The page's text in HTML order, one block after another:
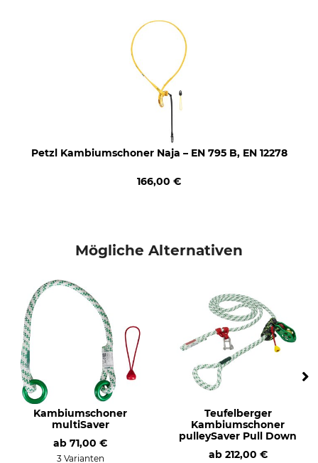
Petzl Kambiumschoner Naja – EN 795 B, EN 12278
166,00 €
Mögliche Alternativen
Kambiumschoner
multiSaver
ab 71,00 €
3 Varianten
Teufelberger
Kambiumschoner
pulleySaver Pull Down
ab 212,00 €